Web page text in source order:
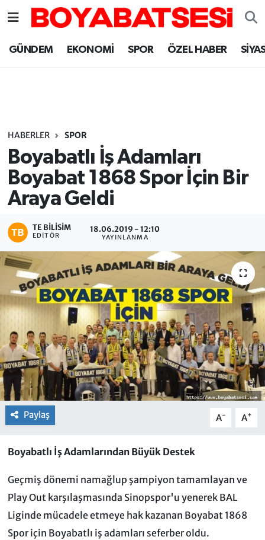
GÜNDEM EKONOMİ SPOR ÖZEL HABER
HABERLER SPOR
Boyabatlı İş Adamları
Boyabat 1868 Spor İçin Bir
Araya Geldi
TE BILISIM
EDITÖR
18.06.2019 - 12:10
YAYINLANMA
Paylaş A- A+
Boyabatlı İş Adamlarından Büyük Destek
Geçmiş dönemi namağlup şampiyon tamamlayan ve
Play Out karşılaşmasında Sinopspor'u yenerek BAL
Liginde mücadele etmeye hak kazanan Boyabat 1868
Spor için Boyabatlı iş adamları seferber oldu.
Sinop Nöbetçi Eczaneler
Sinop Trafik Yoğunluk Haritası
Süper Lig Puan Durumu ve Fikstür
Tüm Manşetler
Son Dakika Haberleri
Haber Arşivi